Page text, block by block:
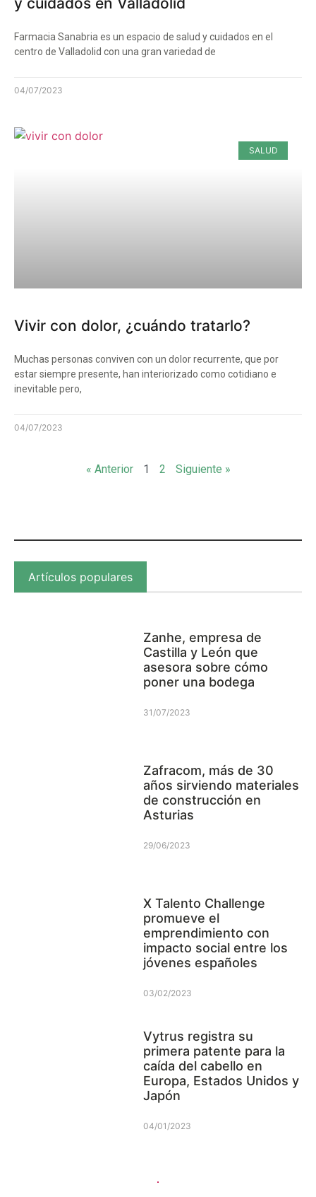
Farmacia Sanabria es un espacio de salud y cuidados en el
centro de Valladolid con una gran variedad de
04/07/2023
SALUD
Vivir con dolor, ¿cuándo tratarlo?
Muchas personas conviven con un dolor recurrente, que por
estar siempre presente, han interiorizado como cotidiano e
inevitable pero,
04/07/2023
« Anterior 1 2 Siguiente »
Artículos populares
Zanhe, empresa de
Castilla y León que
asesora sobre cómo
poner una bodega
31/07/2023
Zafracom, más de 30
años sirviendo materiales
de construcción en
Asturias
29/06/2023
X Talento Challenge
promueve el
emprendimiento con
impacto social entre los
jóvenes españoles
03/02/2023
Vytrus registra su
primera patente para la
caída del cabello en
Europa, Estados Unidos y
Japón
04/01/2023